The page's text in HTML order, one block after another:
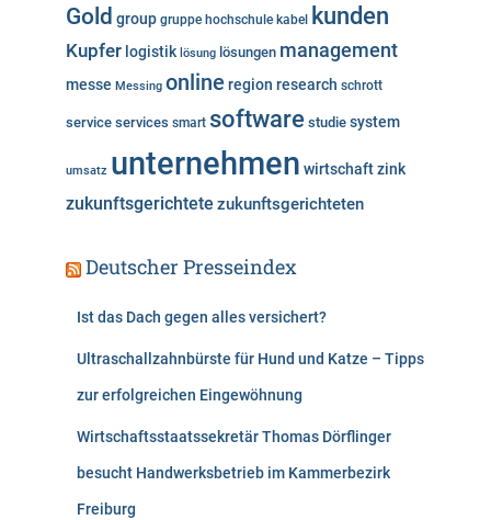
Gold group gruppe hochschule kabel kunden
Kupfer logistik lösung lösungen management
messe Messing online region research schrott
service services smart software studie system
umsatz unternehmen wirtschaftzink
zukunftsgerichtete zukunftsgerichteten
Deutscher Presseindex
Ist das Dach gegen alles versichert?
Ultraschallzahnbürste für Hund und Katze – Tipps
zur erfolgreichen Eingewöhnung
Wirtschaftsstaatssekretär Thomas Dörflinger
besucht Handwerksbetrieb im Kammerbezirk
Freiburg